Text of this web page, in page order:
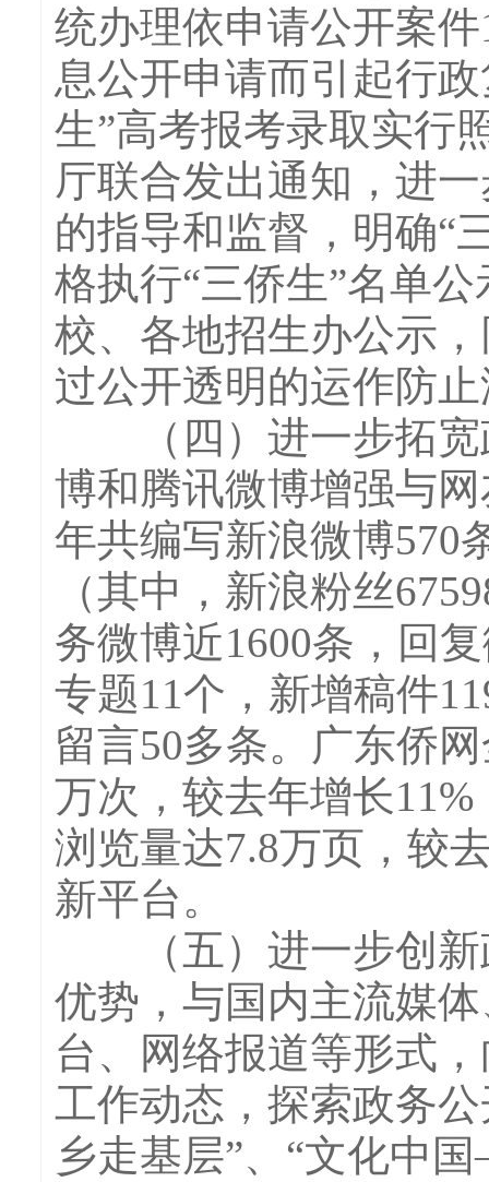
统办理依申请公开案
息公开申请而引起行
生”高考报考录取实行
厅联合发出通知，进
的指导和监督，明确“
格执行“三侨生”名单
校、各地招生办公示
过公开透明的运作防
（四）进一步拓宽
博和腾讯微博增强与
年共编写新浪微博570
（其中，新浪粉丝
务微博近1600条，回
专题11个，新增稿件
留言50多条。广东侨
万次，较去年增长
浏览量达7.8万页，较
新平台。
（五）进一步创新
优势，与国内主流媒
台、网络报道等形式
工作动态，探索政务
乡走基层”、“文化中